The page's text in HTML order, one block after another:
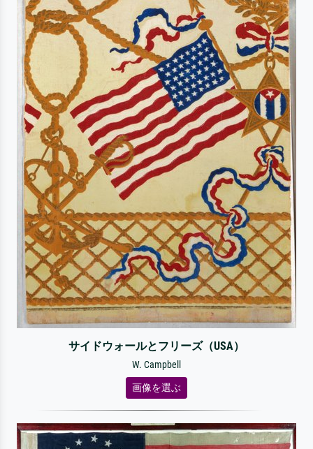
サイドウォールとフリーズ（USA）
W. Campbell
画像を選ぶ